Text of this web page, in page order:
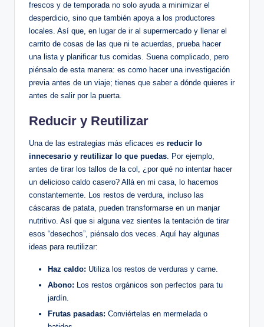
frescos y de temporada no solo ayuda a minimizar el
desperdicio, sino que también apoya a los productores
locales. Así que, en lugar de ir al supermercado y llenar el
carrito de cosas de las que ni te acuerdas, prueba hacer
una lista y planificar tus comidas. Suena complicado, pero
piénsalo de esta manera: es como hacer una investigación
previa antes de un viaje; tienes que saber a dónde quieres ir
antes de salir por la puerta.
Reducir y Reutilizar
Una de las estrategias más eficaces es reducir lo
innecesario y reutilizar lo que puedas. Por ejemplo,
antes de tirar los tallos de la col, ¿por qué no intentar hacer
un delicioso caldo casero? Allá en mi casa, lo hacemos
constantemente. Los restos de verdura, incluso las
cáscaras de patata, pueden transformarse en un manjar
nutritivo. Así que si alguna vez sientes la tentación de tirar
esos “desechos”, piénsalo dos veces. Aquí hay algunas
ideas para reutilizar:
Haz caldo: Utiliza los restos de verduras y carne.
Abono: Los restos orgánicos son perfectos para tu
jardín.
Frutas pasadas: Conviértelas en mermelada o